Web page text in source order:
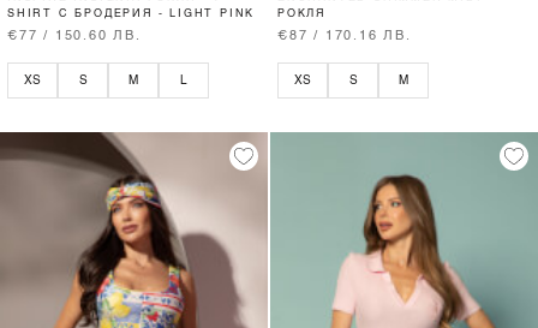
SHIRT С БРОДЕРИЯ - LIGHT PINK
€77 / 150.60 ЛВ.
XS S M L
РОКЛЯ
€87 / 170.16 ЛВ.
XS S M